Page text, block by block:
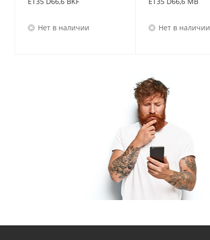
Нет в наличии Нет в наличии